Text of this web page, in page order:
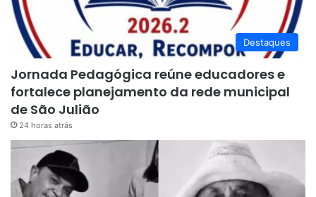
Destaques
Jornada Pedagógica reúne educadores e
fortalece planejamento da rede municipal
de São Julião
24 horas atrás